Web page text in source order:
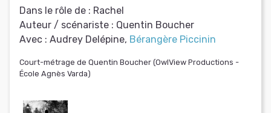
Dans le rôle de : Rachel
Auteur / scénariste : Quentin Boucher
Avec : Audrey Delépine, Bérangère Piccinin
Court-métrage de Quentin Boucher (OwlView Productions -
École Agnès Varda)